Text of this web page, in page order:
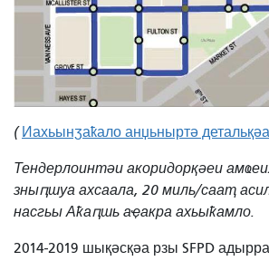
( Иахьынӡаҟало анџьныртә детальқәа
Тендерлоинтәи акоридорқәеи
зныԥшуа ахсаала, 20 миль/сааҭ
насгьы Аҟаԥшь аҿакра ахьыҟамло.
2014-2019 шықәсқәа рзы SFPD